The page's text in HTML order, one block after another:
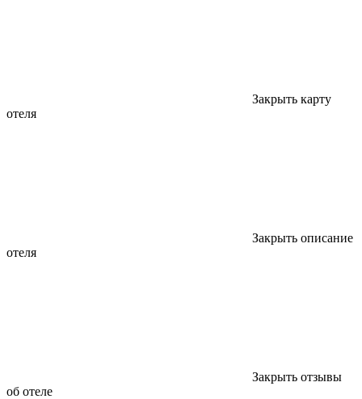
Закрыть карту
отеля
Закрыть описание
отеля
Закрыть отзывы
об отеле